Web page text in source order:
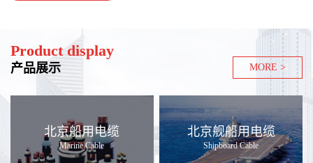
Product display
产品展示 MORE >
北京船用电缆
Marine Cable
北京舰船用电缆
Shipboard Cable